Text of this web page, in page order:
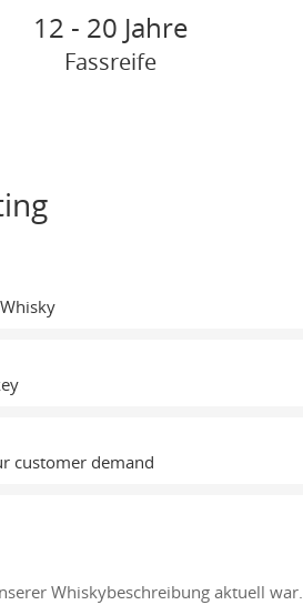
12 - 20 Jahre
Fassreife
customer demand
Whiskybeschreibung aktuell war.